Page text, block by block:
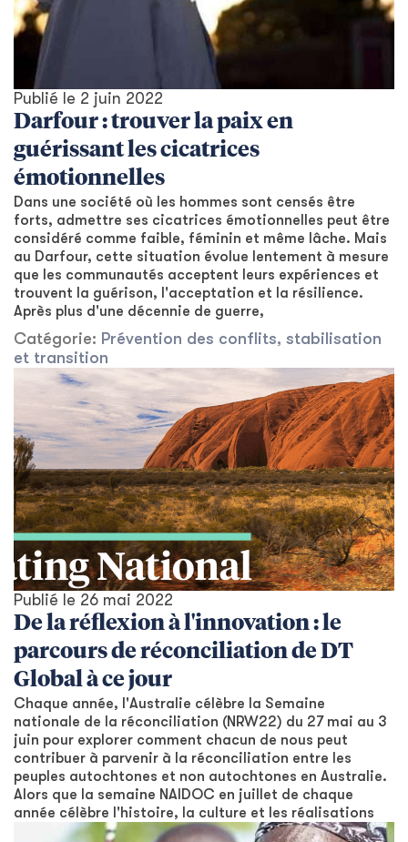
Publié le 2 juin 2022
Darfour : trouver la paix en
guérissant les cicatrices
émotionnelles
Dans une société où les hommes sont censés être
forts, admettre ses cicatrices émotionnelles peut être
considéré comme faible, féminin et même lâche. Mais
au Darfour, cette situation évolue lentement à mesure
que les communautés acceptent leurs expériences et
trouvent la guérison, l'acceptation et la résilience.
Après plus d'une décennie de guerre,
Catégorie: Prévention des conflits, stabilisation
et transition
Publié le 26 mai 2022
De la réflexion à l'innovation : le
parcours de réconciliation de DT
Global à ce jour
Chaque année, l'Australie célèbre la Semaine
nationale de la réconciliation (NRW22) du 27 mai au 3
juin pour explorer comment chacun de nous peut
contribuer à parvenir à la réconciliation entre les
peuples autochtones et non autochtones en Australie.
Alors que la semaine NAIDOC en juillet de chaque
année célèbre l'histoire, la culture et les réalisations